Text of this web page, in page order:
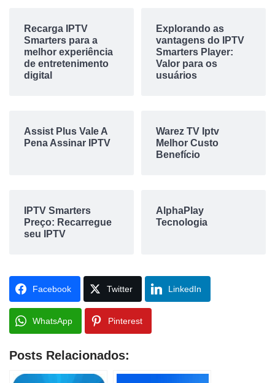
Recarga IPTV
Smarters para a
melhor experiência
de entretenimento
digital
Explorando as
vantagens do IPTV
Smarters Player:
Valor para os
usuários
Assist Plus Vale A
Pena Assinar IPTV
Warez TV Iptv
Melhor Custo
Benefício
IPTV Smarters
Preço: Recarregue
seu IPTV
AlphaPlay
Tecnologia
Facebook Twitter LinkedIn
WhatsApp Pinterest
Posts Relacionados: